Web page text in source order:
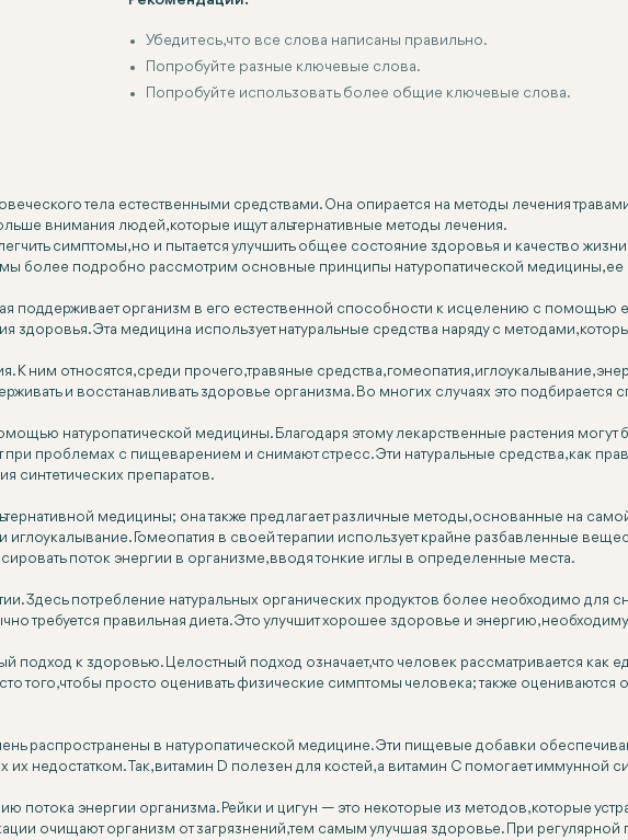
Убедитесь, что все слова написаны правильно.
Попробуйте разные ключевые слова.
Попробуйте использовать более общие ключевые слова.
тела естественными средствами. Она опирается на методы лечения
внимания людей, которые ищут альтернативные методы лечения.
симптомы, но и пытается улучшить общее состояние здоровья и качество
мы более подробно рассмотрим основные принципы натуропатической медицины,
поддерживает организм в его естественной способности к исцелению с помощью
здоровья. Эта медицина использует натуральные средства наряду с методами,
К ним относятся, среди прочего, травяные средства, гомеопатия, иглоукалывание,
и восстанавливать здоровье организма. Во многих случаях это подбирается
натуропатической медицины. Благодаря этому лекарственные растения
проблемах с пищеварением и снимают стресс. Эти натуральные средства, как
синтетических препаратов.
медицины; она также предлагает различные методы, основанные на
Гомеопатия в своей терапии использует крайне разбавленные
поток энергии в организме, вводя тонкие иглы в определенные места.
Здесь потребление натуральных органических продуктов более необходимо
требуется правильная диета. Это улучшит хорошее здоровье и энергию,
подход к здоровью. Целостный подход означает, что человек рассматривается как
того, чтобы просто оценивать физические симптомы человека; также оцениваются
распространены в натуропатической медицине. Эти пищевые добавки
недостатком. Так, витамин D полезен для костей, а витамин C помогает иммунной
потока энергии организма. Рейки и цигун — это некоторые из методов, которые
очищают организм от загрязнений, тем самым улучшая здоровье. При регулярной